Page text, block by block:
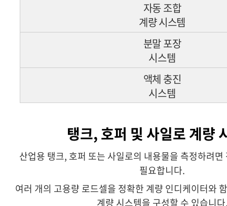
자동 조합
계량 시스템
분말 포장
시스템
액체 충진
시스템
탱크, 호퍼 및 사일로 계량
산업용 탱크, 호퍼 또는 사일로의 내용물을 측정하려
필요합니다.
여러 개의 고용량 로드셀을 정확한 계량 인디케이터와
계량 시스템을 구성할 수 있습니